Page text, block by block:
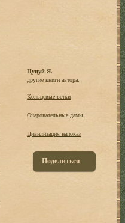
Цуцуй Я.
другие книги автора:
Кольцевые ветки
Очаровательные дамы
Цивилизация напоказ
Поделиться